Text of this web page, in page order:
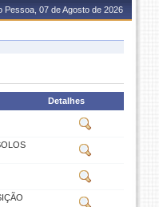
Pessoa, 07 de Agosto de 2026
Detalhes